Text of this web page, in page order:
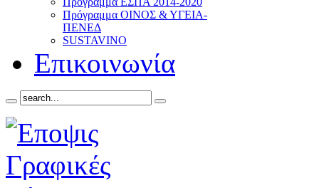
Πρόγραμμα ΟΙΝΟΣ & ΥΓΕΙΑ-
ΠΕΝΕΔ
SUSTAVINO
Επικοινωνία